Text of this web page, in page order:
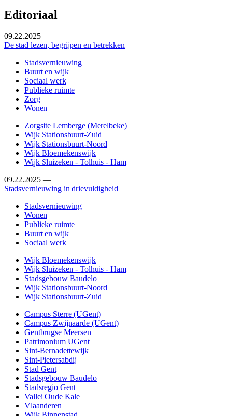
Editoriaal
09.22.2025 —
De stad lezen, begrijpen en betrekken
Stadsvernieuwing
Buurt en wijk
Sociaal werk
Publieke ruimte
Zorg
Wonen
Zorgsite Lemberge (Merelbeke)
Wijk Stationsbuurt-Zuid
Wijk Stationsbuurt-Noord
Wijk Bloemekenswijk
Wijk Sluizeken - Tolhuis - Ham
09.22.2025 —
Stadsvernieuwing in drievuldigheid
Stadsvernieuwing
Wonen
Publieke ruimte
Buurt en wijk
Sociaal werk
Wijk Bloemekenswijk
Wijk Sluizeken - Tolhuis - Ham
Stadsgebouw Baudelo
Wijk Stationsbuurt-Noord
Wijk Stationsbuurt-Zuid
Campus Sterre (UGent)
Campus Zwijnaarde (UGent)
Gentbrugse Meersen
Patrimonium UGent
Sint-Bernadettewijk
Sint-Pietersabdij
Stad Gent
Stadsgebouw Baudelo
Stadsregio Gent
Vallei Oude Kale
Vlaanderen